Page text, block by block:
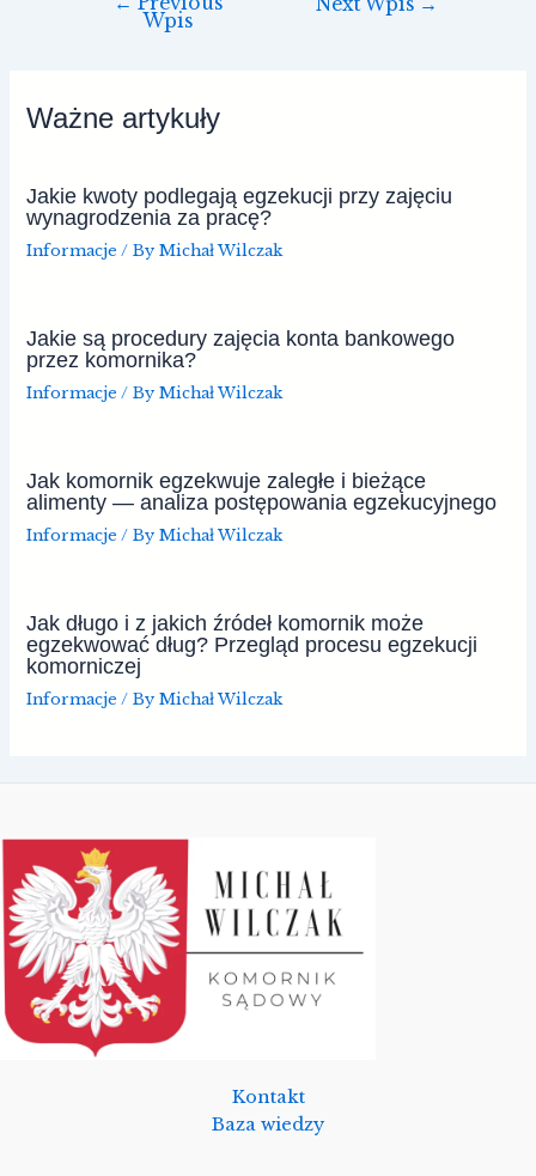
Wpis
Ważne artykuły
Jakie kwoty podlegają egzekucji przy zajęciu
wynagrodzenia za pracę?
Informacje / ByMichał Wilczak
Jakie są procedury zajęcia konta bankowego
przez komornika?
Informacje / ByMichał Wilczak
Jak komornik egzekwuje zaległe i bieżące
alimenty — analiza postępowania egzekucyjnego
Informacje / ByMichał Wilczak
Jak długo i z jakich źródeł komornik może
egzekwować dług? Przegląd procesu egzekucji
komorniczej
Informacje / ByMichał Wilczak
Kontakt
Baza wiedzy